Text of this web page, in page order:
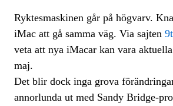
Ryktesmaskinen går på högvarv.
iMac att gå samma väg. Via sajten
veta att nya iMacar kan vara
maj.
Det blir dock inga grova
annorlunda ut med Sandy Bridge-